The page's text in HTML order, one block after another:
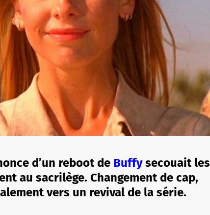
d’un reboot de Buffysecouait les
au sacrilège. Changement de cap,
vers un revival de la série.